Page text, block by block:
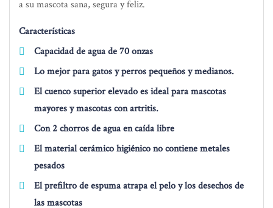
a su mascota sana, segura y feliz.
Características
Capacidad de agua de 70 onzas
Lo mejor para gatos y perros pequeños y medianos.
El cuenco superior elevado es ideal para mascotas
mayores y mascotas con artritis.
Con 2 chorros de agua en caída libre
El material cerámico higiénico no contiene metales
pesados
El prefiltro de espuma atrapa el pelo y los desechos de
las mascotas